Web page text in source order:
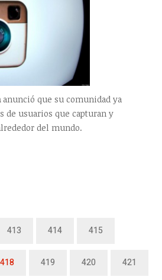
anunció que su comunidad ya
de usuarios que capturan y
del mundo.
413 414 415
418 419 420 421